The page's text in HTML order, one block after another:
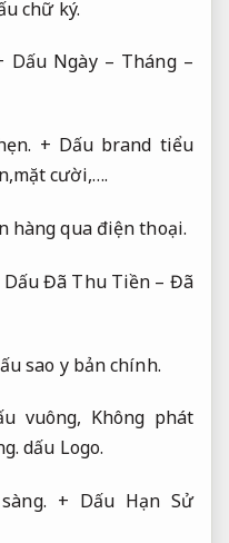
chữ ký.
Dấu Ngày – Tháng –
+ Dấu brand tiểu
cười,….
hàng qua điện thoại.
Dấu Đã Thu Tiền – Đã
sao y bản chính.
vuông, Không phát
dấu Logo.
+ Dấu Hạn Sử